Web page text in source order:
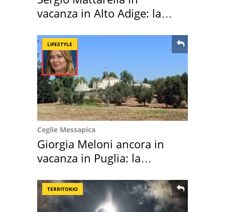
vacanza in Alto Adige: la
LIFESTYLE
Ceglie Messapica
Giorgia Meloni ancora in
vacanza in Puglia: la
TERRITORIO